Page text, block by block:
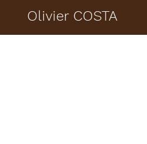
Olivier COSTA